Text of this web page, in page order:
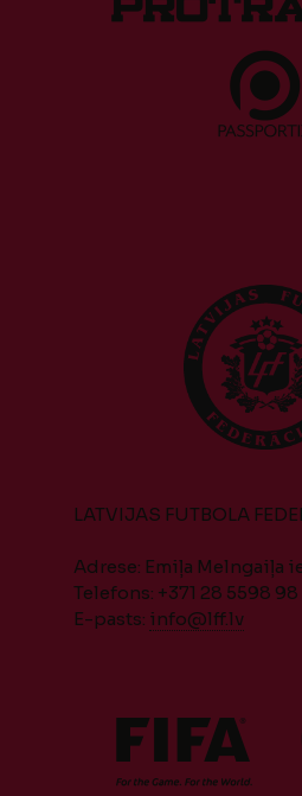
LATVIJAS FUTBOLA
Adrese: Emiļa Melngaiļa
Telefons: +371 28 5598 98
E-pasts: info@lff.lv